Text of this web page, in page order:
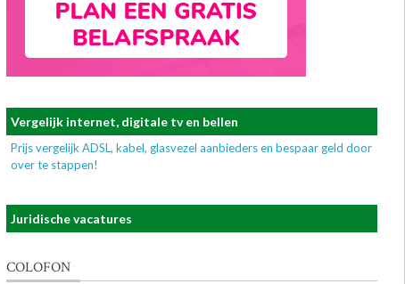
Vergelijk internet, digitale tv en bellen
Prijs vergelijk ADSL, kabel, glasvezel aanbieders en bespaar geld door
over te stappen!
Juridische vacatures
COLOFON